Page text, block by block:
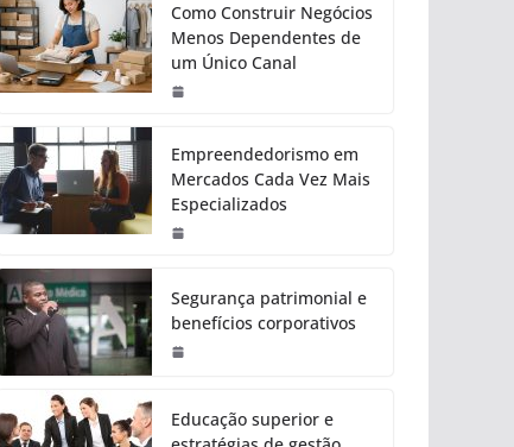
Como Construir Negócios
Menos Dependentes de
um Único Canal
Empreendedorismo em
Mercados Cada Vez Mais
Especializados
Segurança patrimonial e
benefícios corporativos
Educação superior e